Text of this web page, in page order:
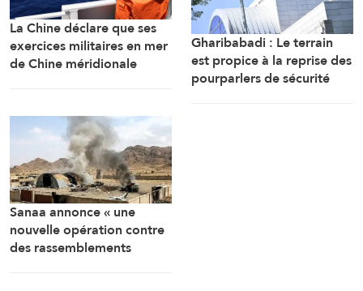
La Chine déclare que ses
exercices militaires en mer
de Chine méridionale
Philippines
Gharibabadi : Le terrain
est propice à la reprise des
pourparlers de sécurité
Sanaa annonce « une
nouvelle opération contre
des rassemblements